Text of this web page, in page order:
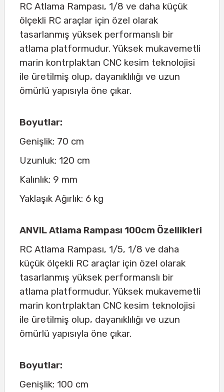
RC Atlama Rampası, 1/8 ve daha küçük
ölçekli RC araçlar için özel olarak
tasarlanmış yüksek performanslı bir
atlama platformudur. Yüksek mukavemetli
marin kontrplaktan CNC kesim teknolojisi
ile üretilmiş olup, dayanıklılığı ve uzun
ömürlü yapısıyla öne çıkar.
Boyutlar:
Genişlik: 70 cm
Uzunluk: 120 cm
Kalınlık: 9 mm
Yaklaşık Ağırlık: 6 kg
ANVIL Atlama Rampası 100cm Özellikleri
RC Atlama Rampası, 1/5, 1/8 ve daha
küçük ölçekli RC araçlar için özel olarak
tasarlanmış yüksek performanslı bir
atlama platformudur. Yüksek mukavemetli
marin kontrplaktan CNC kesim teknolojisi
ile üretilmiş olup, dayanıklılığı ve uzun
ömürlü yapısıyla öne çıkar.
Boyutlar:
Genişlik: 100 cm